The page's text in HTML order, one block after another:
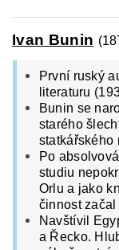
Ivan Bunin
První ruský
literaturu
Bunin se
starého
statkářského
Po
studiu
Orlu a jako
činnost
Navštívil
a Řecko.